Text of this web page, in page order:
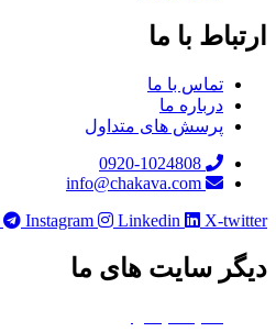
ارتباط با ما
تماس با ما
درباره ما
پرسش های متداول
0920-1024808
info@chakava.com
Instagram Linkedin X-twitter
دیگر سایت های ما